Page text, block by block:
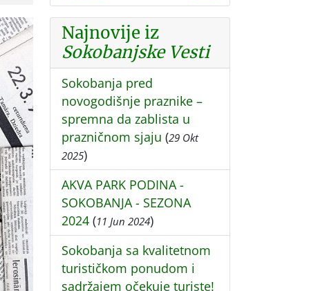
Najnovije iz
Sokobanjske Vesti
Sokobanja pred
novogodišnje praznike –
spremna da zablista u
prazničnom sjaju (29 Okt
2025)
AKVA PARK PODINA -
SOKOBANJA - SEZONA
2024 (11 Jun 2024)
Sokobanja sa kvalitetnom
turističkom ponudom i
sadržajem očekuje turiste!